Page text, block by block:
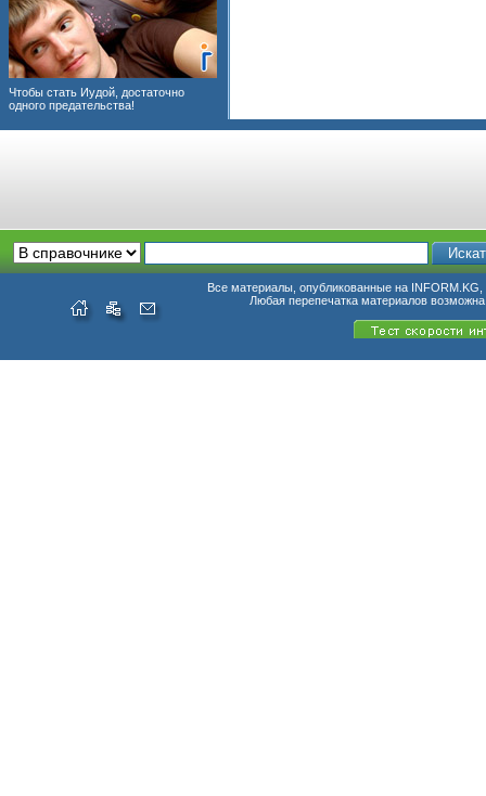
Чтобы стать Иудой, достаточно
одного предательства!
Все материалы, опубликованные на INFORM.KG,
Любая перепечатка материалов